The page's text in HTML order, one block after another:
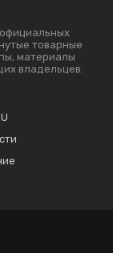
товарные
материалы
владельцев.